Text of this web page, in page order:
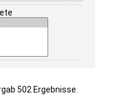
502 Ergebnisse.